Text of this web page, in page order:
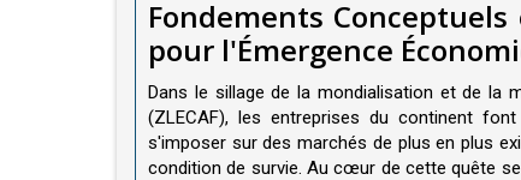
Fondements
pour l'Émergence
Dans le sillage de la mondialisation et de la
(ZLECAF), les entreprises du continent
s'imposer sur des marchés de plus en plus
condition de survie. Au cœur de cette quête